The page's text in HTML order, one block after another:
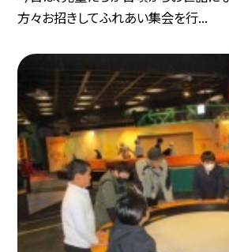
方々お招きしてふれあい集会を行...